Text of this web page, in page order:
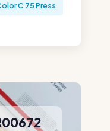
C 75 Press